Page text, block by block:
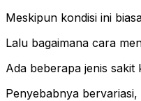
Meskipun kondisi ini
Lalu bagaimana cara
Ada beberapa jenis
Penyebabnya